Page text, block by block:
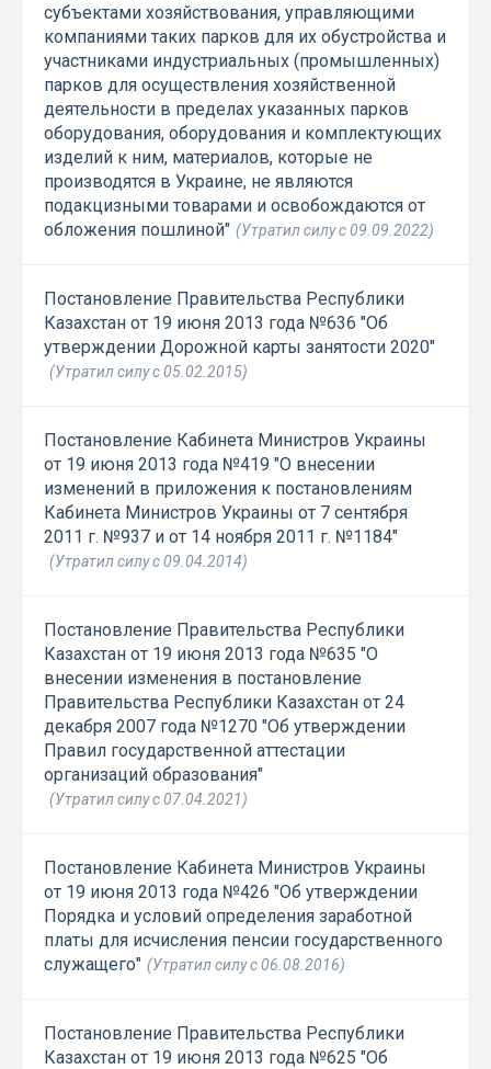
субъектами хозяйствования, управляющими
компаниями таких парков для их обустройства и
участниками индустриальных (промышленных)
парков для осуществления хозяйственной
деятельности в пределах указанных парков
оборудования, оборудования и комплектующих
изделий к ним, материалов, которые не
производятся в Украине, не являются
подакцизными товарами и освобождаются от
обложения пошлиной" (Утратил силу с 09.09.2022)
Постановление Правительства Республики
Казахстан от 19 июня 2013 года №636 "Об
утверждении Дорожной карты занятости 2020"
(Утратил силу с 05.02.2015)
Постановление Кабинета Министров Украины
от 19 июня 2013 года №419 "О внесении
изменений в приложения к постановлениям
Кабинета Министров Украины от 7 сентября
2011 г. №937 и от 14 ноября 2011 г. №1184"
(Утратил силу с 09.04.2014)
Постановление Правительства Республики
Казахстан от 19 июня 2013 года №635 "О
внесении изменения в постановление
Правительства Республики Казахстан от 24
декабря 2007 года №1270 "Об утверждении
Правил государственной аттестации
организаций образования"
(Утратил силу с 07.04.2021)
Постановление Кабинета Министров Украины
от 19 июня 2013 года №426 "Об утверждении
Порядка и условий определения заработной
платы для исчисления пенсии государственного
служащего" (Утратил силу с 06.08.2016)
Постановление Правительства Республики
Казахстан от 19 июня 2013 года №625 "Об